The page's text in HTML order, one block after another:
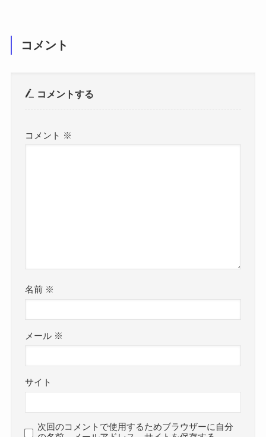
コメント
コメントする
コメント ※
名前 ※
メール ※
サイト
次回のコメントで使用するためブラウザーに自分